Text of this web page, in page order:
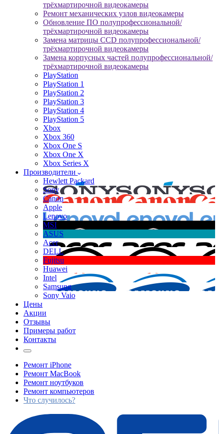
трёхмартирочной видеокамеры
Ремонт механических узлов видеокамеры
Обновление ПО полупрофессиональной/
трёхмартирочной видеокамеры
Замена матрицы CCD полупрофессиональной/
трёхмартирочной видеокамеры
Замена корпусных частей полупрофессиональной/
трёхмартирочной видеокамеры
PlayStation
PlayStation 1
PlayStation 2
PlayStation 3
PlayStation 4
PlayStation 5
Xbox
Xbox 360
Xbox One S
Xbox One X
Xbox Series X
Производители
Hewlett Packard
Sony
Canon
Apple
Lenovo
MSI
ASUS
Acer
DELL
Fujitsu
Huawei
Intel
Samsung
Sony Vaio
Цены
Акции
Отзывы
Примеры работ
Контакты
Ремонт iPhone
Ремонт MacBook
Ремонт ноутбуков
Ремонт компьютеров
Что случилось?